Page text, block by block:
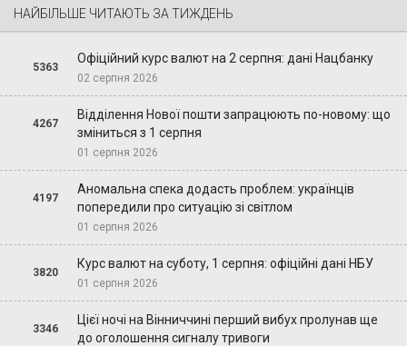
НАЙБІЛЬШЕ ЧИТАЮТЬ ЗА ТИЖДЕНЬ
5363
Офіційний курс валют на 2 серпня: дані Нацбанку
02 серпня 2026
4267
Відділення Нової пошти запрацюють по-новому: що
зміниться з 1 серпня
01 серпня 2026
4197
Аномальна спека додасть проблем: українців
попередили про ситуацію зі світлом
01 серпня 2026
3820
Курс валют на суботу, 1 серпня: офіційні дані НБУ
01 серпня 2026
3346
Цієї ночі на Вінниччині перший вибух пролунав ще
до оголошення сигналу тривоги